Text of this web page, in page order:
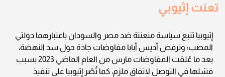
تعنت إثيوبي
إثيوبيا تتبع سياسة متعنتة ضد مصر والسودان باعتبارهما دولتي
المصب؛ وترفض أديس أبابا مفاوضات جادة حول سد النهضة،
بعد ما عُلقت المفاوضات مارس من العام الماضي 2023 بسبب
فشلها في التوصل لاتفاق ملزم، كما تُصّر إثيوبيا على تنفيذ